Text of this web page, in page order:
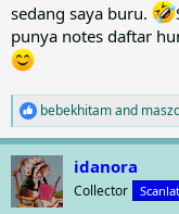
sedang saya buru.
punya notes daftar
R
e
a
c
t
i
bebekhitamand
idanora
Collector